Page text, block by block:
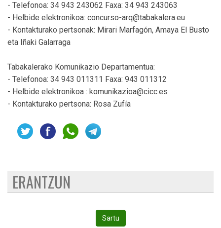
- Telefonoa: 34 943 243062 Faxa: 34 943 243063
- Helbide elektronikoa: concurso-arq@tabakalera.eu
- Kontakturako pertsonak: Mirari Marfagón, Amaya El Busto
eta Iñaki Galarraga
Tabakalerako Komunikazio Departamentua:
- Telefonoa: 34 943 011311 Faxa: 943 011312
- Helbide elektronikoa : komunikazioa@cicc.es
- Kontakturako pertsona: Rosa Zufía
ERANTZUN
Sartu